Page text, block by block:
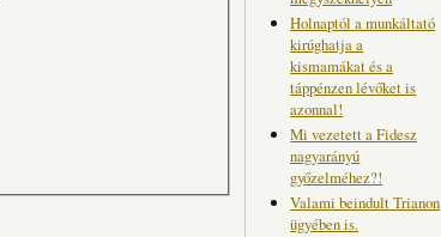
Holnaptól a munkáltató
kirúghatja a
kismamákat és a
táppénzen lévőket is
azonnal!
Mi vezetett a Fidesz
nagyarányú
győzelméhez?!
Valami beindult Trianon
ügyében is.